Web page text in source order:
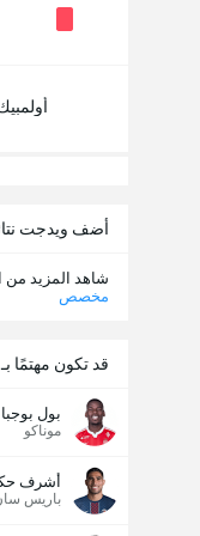
أضف ويدجت
شاهد المزيد من
مخصص
قد تكون مهتمًا بـ
بول بوجبا
موناكو
أشرف
باريس